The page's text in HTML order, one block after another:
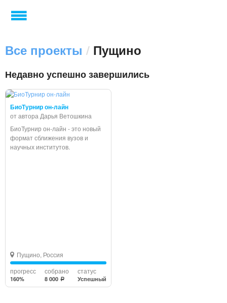
Все проекты / Пущино
Недавно успешно завершились
БиоТурнир он-лайн
от автора Дарья Ветошкина
БиоТурнир он-лайн - это новый
формат сближения вузов и
научных институтов.
Пущино, Россия
прогресс
160%
собрано
8 000 a
статус
Успешный